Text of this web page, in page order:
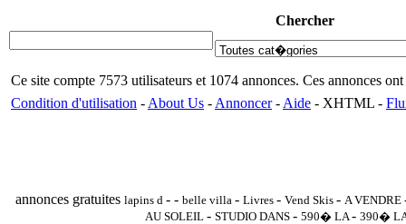
Chercher
Ce site compte 7573 utilisateurs et 1074 annonces. Ces annonces
Condition d'utilisation - About Us - Annoncer- Aide - XHTML -
annonces gratuites lapins d - - belle villa - Livres - Vend Skis - A VENDRE
AU SOLEIL - STUDIO DANS - 590� LA- 390�